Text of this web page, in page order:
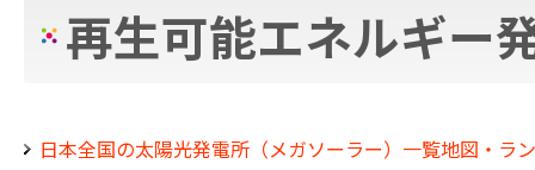
再生可能エネルギー
日本全国の太陽光発電所（メガソーラー）一覧地図・ラ